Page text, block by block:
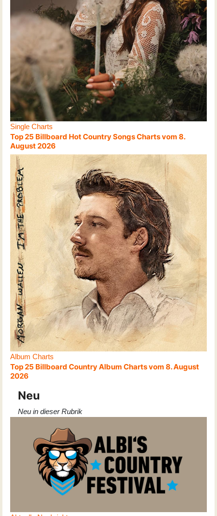
Single Charts
Top 25 Billboard Hot Country Songs Charts vom 8.
August 2026
Album Charts
Top 25 Billboard Country Album Charts vom 8. August
2026
Neu
Neu in dieser Rubrik